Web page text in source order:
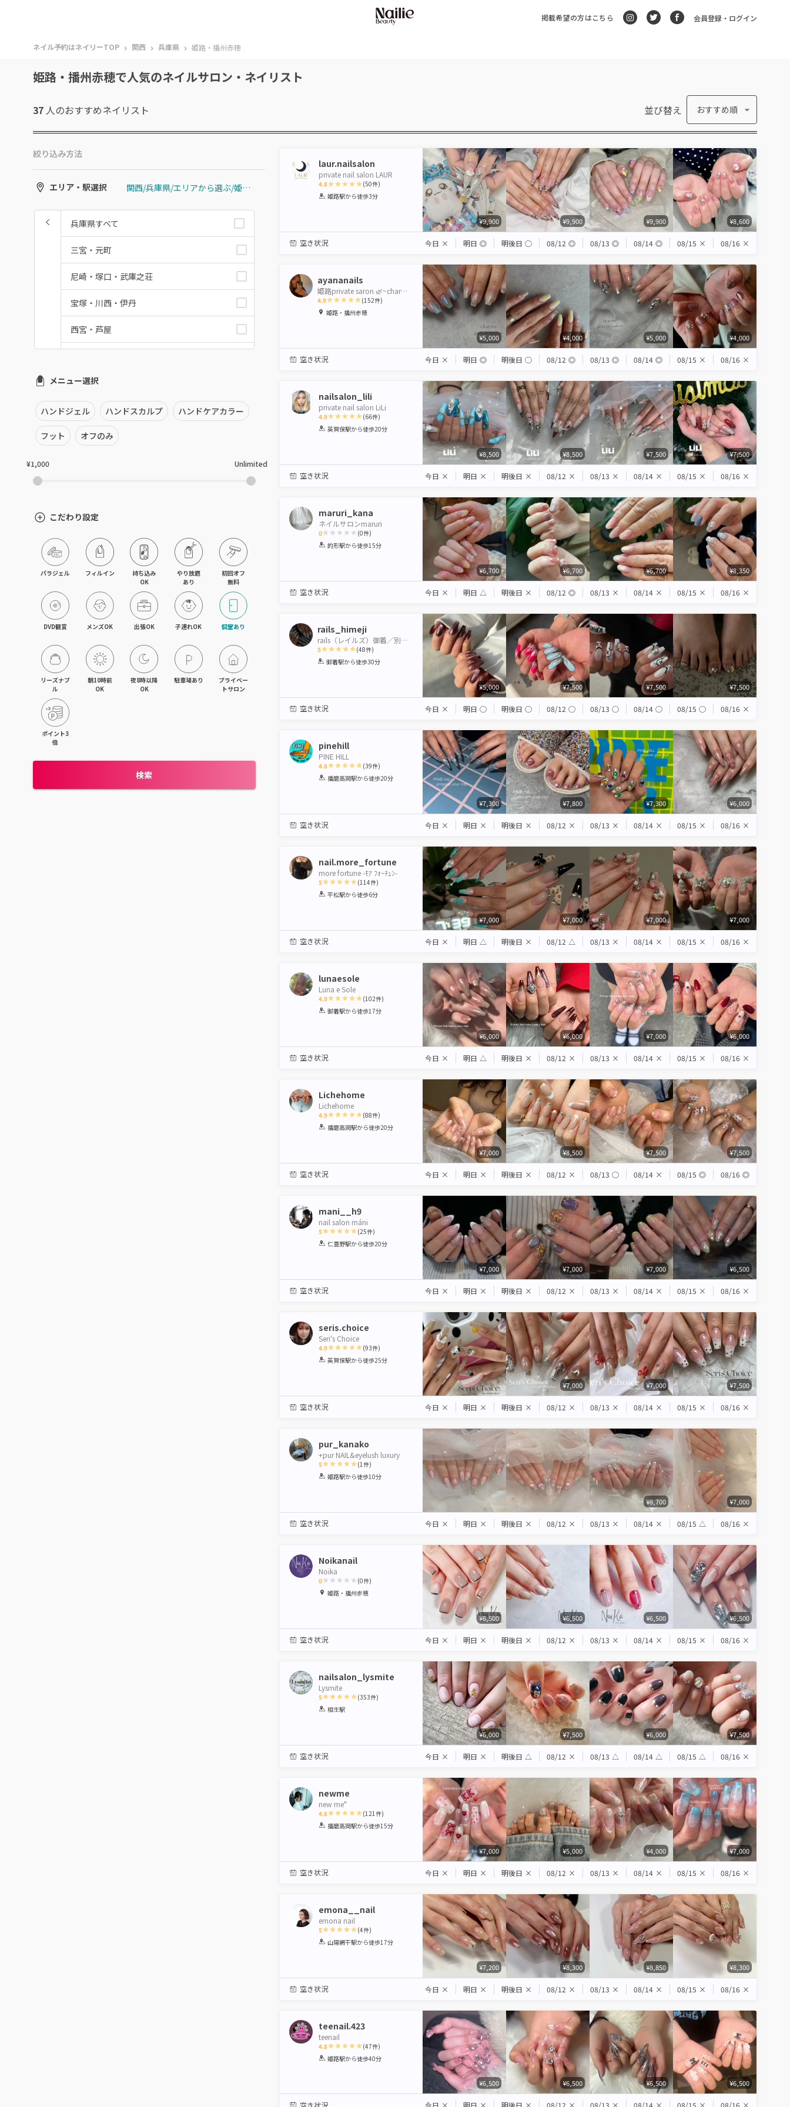
掲載希望の方はこちら 会員登録・ログイン
ネイル予約はネイリーTOP › 関西 › 兵庫県 › 姫路・播州赤穂
姫路・播州赤穂で人気のネイルサロン・ネイリスト
37 人のおすすめネイリスト 並び替え おすすめ順
絞り込み方法
エリア・駅選択 関西/兵庫県/エリアから選ぶ/姫路・播州赤穂
兵庫県すべて
三宮・元町
尼崎・塚口・武庫之荘
宝塚・川西・伊丹
西宮・芦屋
神戸・兵庫区・長田区
須磨区・垂水区・西区
三田・北区
兵庫県その他
メニュー選択
ハンドジェル ハンドスカルプ ハンドケアカラー
フット オフのみ
¥1,000 Unlimited
こだわり設定
パラジェル フィルイン
持ち込み
OK
やり放題
あり
初回オフ
無料
DVD観賞 メンズOK 出張OK 子連れOK 個室あり
リーズナブ
ル
朝10時前
OK
夜8時以降
OK
駐車場あり
プライベー
トサロン
ポイント3
倍
検索
laur.nailsalon
private nail salon LAUR
4.8
1 2 3 4 5
(50件)
姫路駅から徒歩3分
¥9,900 ¥9,900 ¥9,900 ¥8,600
空き状況 今日 × 明日 ◎ 明後日 ◯ 08/12 ◎ 08/13 ◎ 08/14 ◎ 08/15 × 08/16 ×
ayananails
姫路private saron 🌿~charme~
4.9
1 2 3 4 5
(152件)
姫路・播州赤穂
¥5,000 ¥4,000 ¥5,000 ¥4,000
空き状況 今日 × 明日 ◎ 明後日 ◯ 08/12 ◎ 08/13 ◎ 08/14 ◎ 08/15 × 08/16 ×
nailsalon_lili
private nail salon LiLi
4.9
1 2 3 4 5
(66件)
英賀保駅から徒歩20分
¥8,500 ¥8,500 ¥7,500 ¥7,500
空き状況 今日 × 明日 × 明後日 × 08/12 × 08/13 × 08/14 × 08/15 × 08/16 ×
maruri_kana
ネイルサロンmaruri
0
1 2 3 4 5
(0件)
的形駅から徒歩15分
¥6,700 ¥6,700 ¥6,700 ¥8,350
空き状況 今日 × 明日 △ 明後日 × 08/12 ◎ 08/13 × 08/14 × 08/15 × 08/16 ×
rails_himeji
rails（レイルズ）御着／別所／高砂
5
1 2 3 4 5
(48件)
御着駅から徒歩30分
¥5,000 ¥7,500 ¥7,500 ¥7,500
空き状況 今日 × 明日 ◯ 明後日 ◯ 08/12 ◯ 08/13 ◯ 08/14 ◯ 08/15 ◯ 08/16 ×
pinehill
PINE HILL
4.8
1 2 3 4 5
(39件)
播磨高岡駅から徒歩20分
¥7,300 ¥7,800 ¥7,300 ¥6,000
空き状況 今日 × 明日 × 明後日 × 08/12 × 08/13 × 08/14 × 08/15 × 08/16 ×
nail.more_fortune
more fortune -ﾓｱ ﾌｫｰﾁｭﾝ-
5
1 2 3 4 5
(114件)
平松駅から徒歩6分
¥7,000 ¥7,000 ¥7,000 ¥7,000
空き状況 今日 × 明日 △ 明後日 × 08/12 △ 08/13 × 08/14 × 08/15 × 08/16 ×
lunaesole
Luna e Sole
4.9
1 2 3 4 5
(102件)
御着駅から徒歩17分
¥6,000 ¥6,000 ¥7,000 ¥6,000
空き状況 今日 × 明日 △ 明後日 × 08/12 × 08/13 × 08/14 × 08/15 × 08/16 ×
Lichehome
Lichehome
4.9
1 2 3 4 5
(88件)
播磨高岡駅から徒歩20分
¥7,000 ¥8,500 ¥7,500 ¥7,500
空き状況 今日 × 明日 × 明後日 × 08/12 × 08/13 ◯ 08/14 × 08/15 ◎ 08/16 ◎
mani__h9
nail salon máni
5
1 2 3 4 5
(25件)
仁豊野駅から徒歩20分
¥7,000 ¥7,000 ¥7,000 ¥6,500
空き状況 今日 × 明日 × 明後日 × 08/12 × 08/13 × 08/14 × 08/15 × 08/16 ×
seris.choice
Seri's Choice
4.9
1 2 3 4 5
(93件)
英賀保駅から徒歩25分
¥7,000 ¥7,000 ¥7,500
空き状況 今日 × 明日 × 明後日 × 08/12 × 08/13 × 08/14 × 08/15 × 08/16 ×
pur_kanako
+pur NAIL&eyelush luxury
5
1 2 3 4 5
(1 件)
姫路駅から徒歩10分
¥8,700 ¥7,000
空き状況 今日 × 明日 × 明後日 × 08/12 × 08/13 × 08/14 × 08/15 △ 08/16 ×
Noikanail
Noika
0
1 2 3 4 5
(0件)
姫路・播州赤穂
¥6,500 ¥6,500 ¥6,500 ¥6,500
空き状況 今日 × 明日 × 明後日 × 08/12 × 08/13 × 08/14 × 08/15 × 08/16 ×
nailsalon_lysmite
Lysmite
5
1 2 3 4
(353件)
相生駅
¥6,000 ¥7,500 ¥6,000 ¥7,500
空き状況 今日 × 明日 × 明後日 △ 08/12 × 08/13 △ 08/14 △ 08/15 △ 08/16 ×
newme
new me"
4.6
1 2 3 4 5
(121 件)
播磨高岡駅から徒歩15分
¥7,000 ¥5,000 ¥4,000 ¥7,000
空き状況 今日 × 明日 × 明後日 × 08/12 × 08/13 × 08/14 × 08/15 × 08/16 ×
emona__nail
emona nail
5
1 2 3 4 5
(4件)
山陽網干駅から徒歩17分
¥7,200 ¥8,300 ¥8,850 ¥8,300
空き状況 今日 × 明日 × 明後日 × 08/12 × 08/13 × 08/14 × 08/15 × 08/16 ×
teenail.423
teenail
4.8
1 2 3 4 5
(47件)
姫路駅から徒歩40分
¥6,500 ¥6,500 ¥6,500 ¥6,500
空き状況